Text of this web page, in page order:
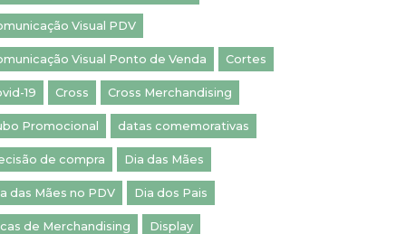
Visual PDV
Visual Ponto de Venda Cortes
19 Cross Cross Merchandising
Promocional datas comemorativas
de compra Dia das Mães
das Mães no PDV Dia dos Pais
de Merchandising Display